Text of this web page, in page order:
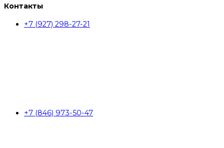
Контакты
+7 (927) 298-27-21
+7 (846) 973-50-47